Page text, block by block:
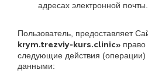
адресах электронной почты.
Пользователь, предоставляет
krym.trezviy-kurs.clinic» право
следующие действия (операции)
данными: